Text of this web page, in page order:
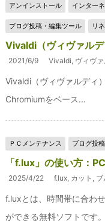
アンインストール インター
ブログ投稿・編集ツール リ
Vivaldi（ヴィヴァル
2021/6/9 Vivaldi, ヴィヴ
Vivaldi（ヴィヴァルディ
Chromiumをベース...
ＰＣメンテナンス ブログ投
「f.lux」の使い方：
2025/4/22 f.lux, カット , ブ
f.luxとは、時間帯に合わ
ができる無料ソフトです